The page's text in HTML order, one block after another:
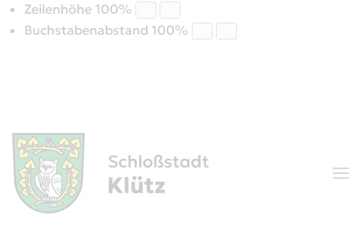
Zeilenhöhe 100%
Buchstabenabstand 100%